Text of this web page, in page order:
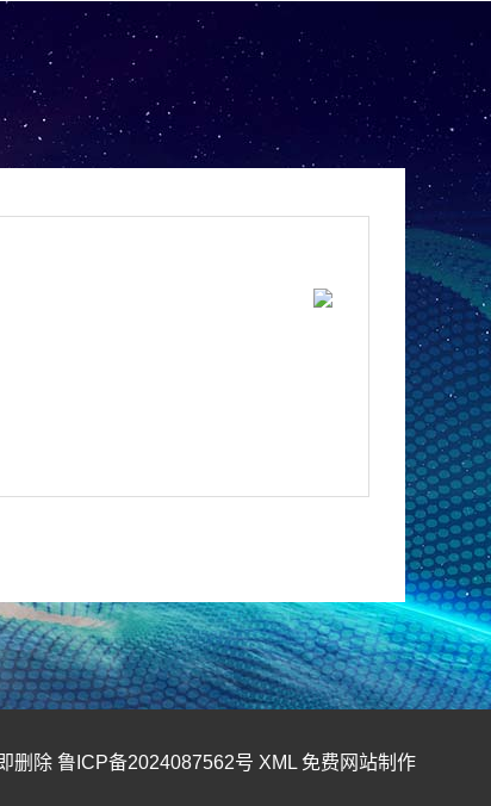
删除 鲁ICP备2024087562号 XML 免费网站制作